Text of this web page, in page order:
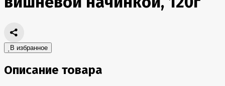
В избранное
Описание товара